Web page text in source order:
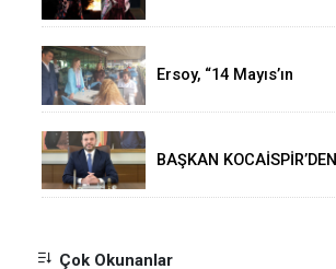
Buluştu
Ersoy, “14 Mayıs’ın
BAŞKAN KOCAİSPİR’DEN
MESAJI
Çok Okunanlar